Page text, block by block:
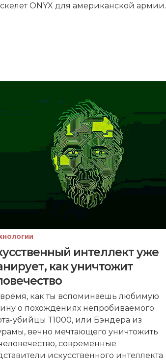
ONYX для американской армии.
интеллект уже
как уничтожит
время, как ты вспоминаешь любимую
о похождениях непробиваемого
убийцы Т1000, или Бэндера из
вечно мечтающего уничтожить
современные
искусственного интеллекта